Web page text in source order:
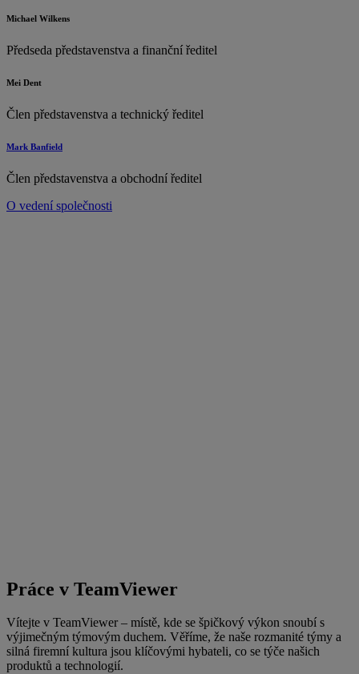
Michael Wilkens
Předseda představenstva a finanční ředitel
Mei Dent
Člen představenstva a technický ředitel
Mark Banfield
Člen představenstva a obchodní ředitel
O vedení společnosti
Práce v TeamViewer
Vítejte v TeamViewer – místě, kde se špičkový výkon snoubí s
výjimečným týmovým duchem. Věříme, že naše rozmanité týmy a
silná firemní kultura jsou klíčovými hybateli, co se týče našich
produktů a technologií.